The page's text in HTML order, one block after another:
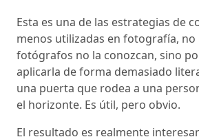
Esta es una de las estrategias de
menos utilizadas en fotografía,
fotógrafos no la conozcan, sino
aplicarla de forma demasiado
una puerta que rodea a una
el horizonte. Es útil, pero obvio.
El resultado es realmente